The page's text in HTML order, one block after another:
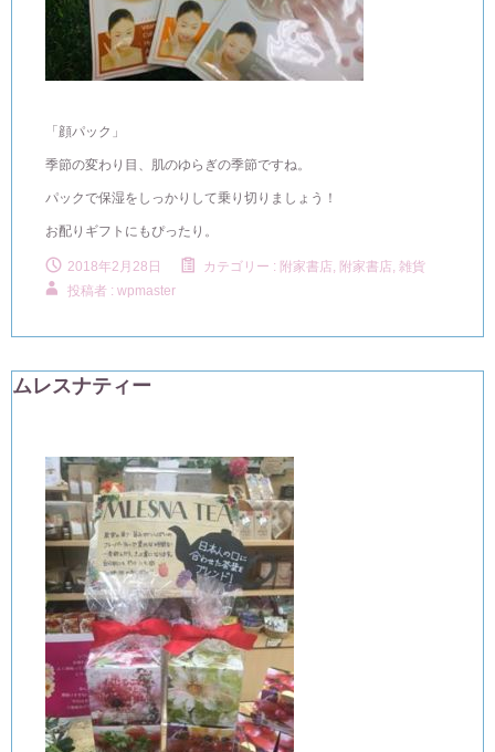
「顔パック」
季節の変わり目、肌のゆらぎの季節ですね。
パックで保湿をしっかりして乗り切りましょう！
お配りギフトにもぴったり。
2018年2月28日 カテゴリー : 附家書店 附家書店, 雑貨
投稿者 : wpmaster
ムレスナティー